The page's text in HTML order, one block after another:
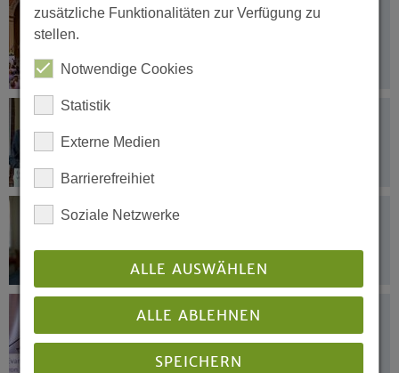
24.05.2023
23.05.2023
„Interprofessionelle Teams gewinnen
an Akzeptanz“
23.05.2023
22.05.2023
Zeitansage: Einfach machen!
zusätzliche Funktionalitäten zur Verfügung zu
stellen.
Notwendige Cookies
Statistik
Externe Medien
Barrierefreihiet
Soziale Netzwerke
ALLE AUSWÄHLEN
ALLE ABLEHNEN
SPEICHERN